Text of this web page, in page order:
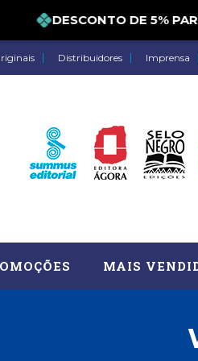
DESCONTO DE 5% PARA
Distribuidores Imprensa
MAIS